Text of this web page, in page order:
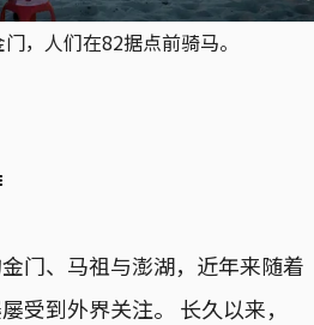
，人们在82据点前骑马。
门、马祖与澎湖，近年来随着
受到外界关注。 长久以来，